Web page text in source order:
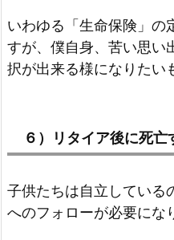
いわゆる「生命保険」の
すが、僕自身、苦い思い
択が出来る様になりたい
６）リタイア後に死亡
子供たちは自立している
へのフォローが必要にな